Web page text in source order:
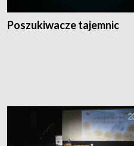
Poszukiwacze tajemnic